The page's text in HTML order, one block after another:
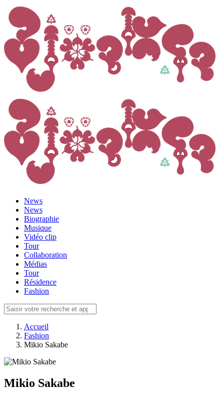
News
News
Biographie
Musique
Vidéo clip
Tour
Collaboration
Médias
Tour
Résidence
Fashion
Accueil
Fashion
Mikio Sakabe
Mikio Sakabe